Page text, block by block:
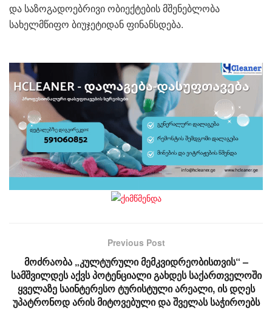
და საზოგადოებრივი ობიექტების მშენებლობა
სახელმწიფო ბიუჯეტიდან ფინანსდება.
Previous Post
მოძრაობა „კულტურული მემკვიდრეობისთვის“ –
სამშვილდეს აქვს პოტენციალი გახდეს საქართველოში
ყველაზე საინტერესო ტურისტული არეალი, ის დღეს
უპატრონოდ არის მიტოვებული და შველას საჭიროებს